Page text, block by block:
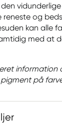
reneste og
kan alle
med at
på